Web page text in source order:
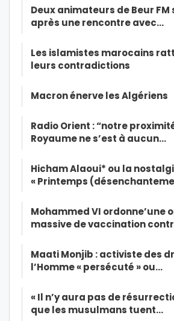
Deux animateurs de Beur
après une rencontre avec…
Les islamistes marocains
leurs contradictions
Macron énerve les Algériens
Radio Orient : “notre
Royaume ne s’est à aucun…
Hicham Alaoui* ou la
« Printemps
Mohammed VI ordonne’une
massive de vaccination
Maati Monjib : activiste des
l’Homme « persécuté » ou…
« Il n’y aura pas de
que les musulmans tuent…